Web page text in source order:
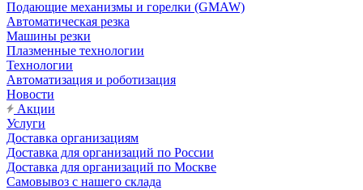
Подающие механизмы и горелки (GMAW)
Автоматическая резка
Машины резки
Плазменные технологии
Технологии
Автоматизация и роботизация
Новости
Акции
Услуги
Доставка организациям
Доставка для организаций по России
Доставка для организаций по Москве
Самовывоз с нашего склада